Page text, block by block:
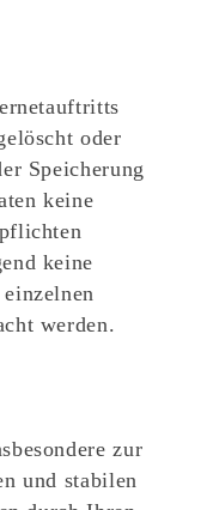
oder
Speicherung
keine
keine
werden.
zur
und stabilen